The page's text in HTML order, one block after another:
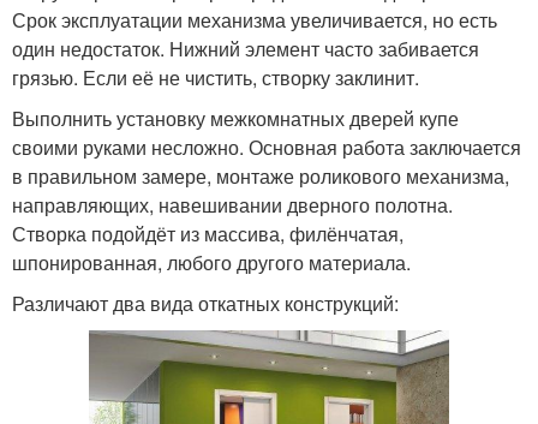
Срок эксплуатации механизма увеличивается, но есть
один недостаток. Нижний элемент часто забивается
грязью. Если её не чистить, створку заклинит.
Выполнить установку межкомнатных дверей купе
своими руками несложно. Основная работа заключается
в правильном замере, монтаже роликового механизма,
направляющих, навешивании дверного полотна.
Створка подойдёт из массива, филёнчатая,
шпонированная, любого другого материала.
Различают два вида откатных конструкций: